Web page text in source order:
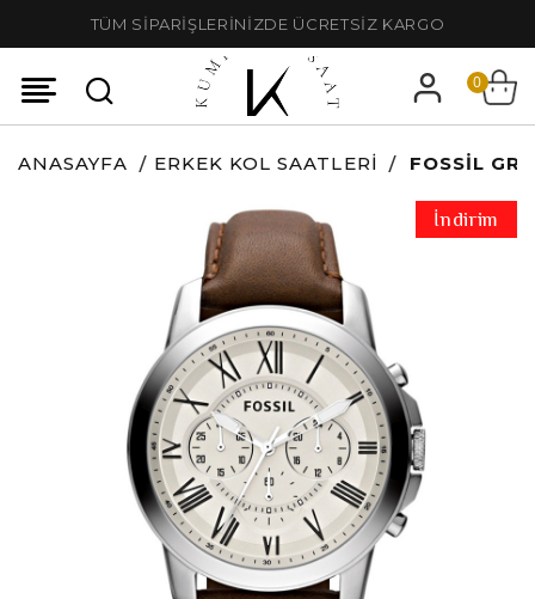
TÜM SİPARİŞLERİNİZDE ÜCRETSİZ KARGO
0
ANASAYFA ERKEK KOL SAATLERI FOSSIL
İndirim